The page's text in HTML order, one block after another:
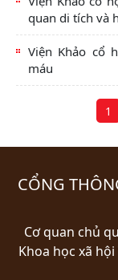
quan di tích và
Viện Khảo cổ
máu
1
CỔNG
Cơ quan chủ
Khoa học xã